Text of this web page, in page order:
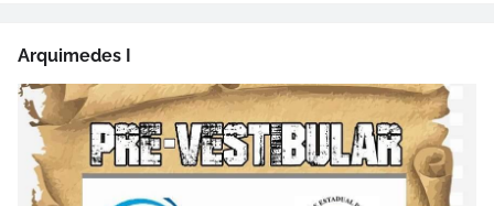
Arquimedes I